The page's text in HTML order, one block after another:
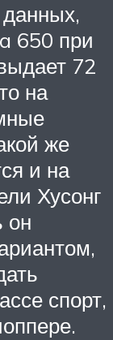
650 при
72
на
же
и на
Хусонг
он
спорт,